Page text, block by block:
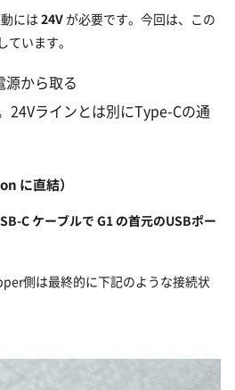
には 24V が必要です。今回は、この
しています。
源から取る
24Vラインとは別にType-Cの通
に直結）
C ケーブルで G1 の首元のUSBポー
側は最終的に下記のような接続状